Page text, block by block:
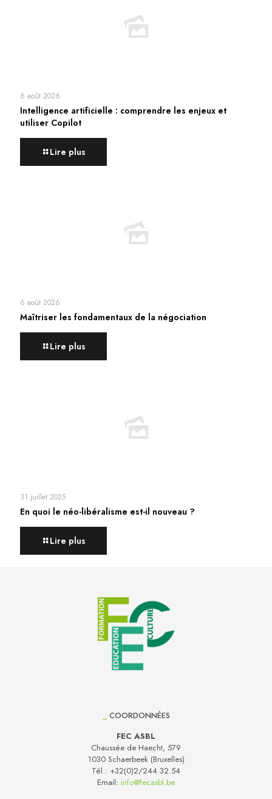
6 août 2026
Intelligence artificielle : comprendre les enjeux et
utiliser Copilot
Lire plus
6 août 2026
Maîtriser les fondamentaux de la négociation
Lire plus
31 juillet 2025
En quoi le néo-libéralisme est-il nouveau ?
Lire plus
COORDONNÉES
FEC ASBL
Chaussée de Haecht, 579
1030 Schaerbeek (Bruxelles)
Tél.: +32(0)2/244.32.54
Email: info@fecasbl.be